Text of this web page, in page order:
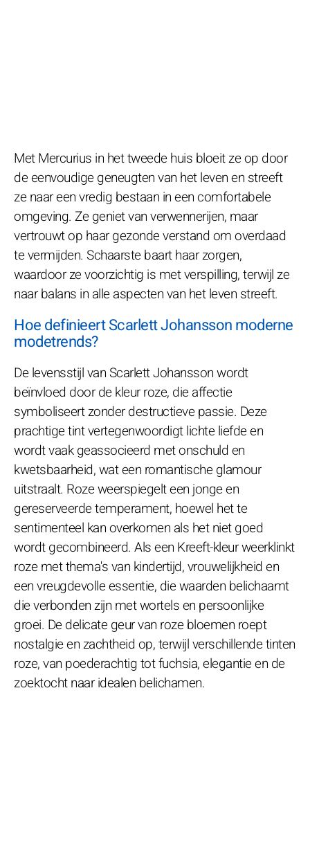
Met Mercurius in het tweede huis bloeit ze op door
de eenvoudige geneugten van het leven en streeft
ze naar een vredig bestaan in een comfortabele
omgeving. Ze geniet van verwennerijen, maar
vertrouwt op haar gezonde verstand om overdaad
te vermijden. Schaarste baart haar zorgen,
waardoor ze voorzichtig is met verspilling, terwijl ze
naar balans in alle aspecten van het leven streeft.
Hoe definieert Scarlett Johansson moderne
modetrends?
De levensstijl van Scarlett Johansson wordt
beïnvloed door de kleur roze, die affectie
symboliseert zonder destructieve passie. Deze
prachtige tint vertegenwoordigt lichte liefde en
wordt vaak geassocieerd met onschuld en
kwetsbaarheid, wat een romantische glamour
uitstraalt. Roze weerspiegelt een jonge en
gereserveerde temperament, hoewel het te
sentimenteel kan overkomen als het niet goed
wordt gecombineerd. Als een Kreeft-kleur weerklinkt
roze met thema's van kindertijd, vrouwelijkheid en
een vreugdevolle essentie, die waarden belichaamt
die verbonden zijn met wortels en persoonlijke
groei. De delicate geur van roze bloemen roept
nostalgie en zachtheid op, terwijl verschillende tinten
roze, van poederachtig tot fuchsia, elegantie en de
zoektocht naar idealen belichamen.